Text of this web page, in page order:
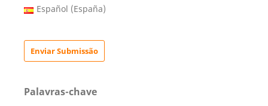
Español (España)
Enviar Submissão
Palavras-chave